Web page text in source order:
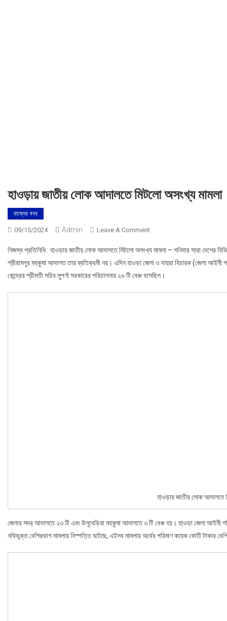
হাওড়ায় জাতীয় লোক আদালতে মিটলো অসংখ্য মামলা
রাজ্যের খবর
09/15/2024 Admin Leave A CommentOn
জাতীয়
লোক
আদালতে
নিজস্ব প্রতিনিধি : হাওড়ায় জাতীয় লোক আদালতে মিটলো অসংখ্য মামলা – শনিবার সারা
শ্রীরামপুর মহকুমা আদালত তার ব্যতিক্রমী নয়। এদিন হাওড়া জেলা ও দায়রা বিচারক (জেলা আইনী
কেন্দ্রের শ্রীমতী সচিব সুপর্ণা সরকারের পরিচালনায় ২৬ টি বেঞ্চ বসেছিল।
হাওড়ায় জাতীয় লোক আদালতে
জেলার সদর আদালতে ২৩ টি এবং উলুবেড়িয়া মহকুমা আদালতে ৩ টি বেঞ্চ হয়। হাওড়া জেলা আইনী
নথিভুক্ত বেশিরভাগ মামলার নিস্পত্তি ঘটেছে, এইসব মামলায় অর্থের পরিমাণ কয়েক কোটি টাকার